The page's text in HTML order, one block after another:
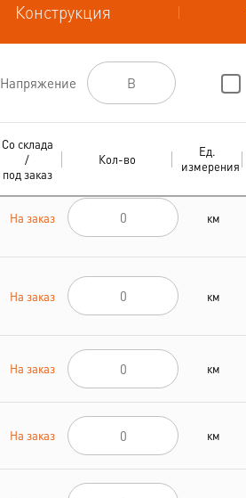
Конструкция
Напряжение
Со склада
/
под заказ
Кол-во
Ед.
измерения
На заказ км
На заказ км
На заказ км
На заказ км